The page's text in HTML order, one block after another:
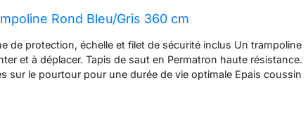
Rond Bleu/Gris 360 cm
de protection, échelle et filet de sécurité inclus Un trampoline
et à déplacer. Tapis de saut en Permatron haute résistance.
sur le pourtour pour une durée de vie optimale Epais coussin
aux normes européennes en vigueur